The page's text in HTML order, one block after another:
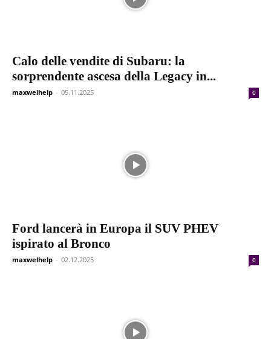
Calo delle vendite di Subaru: la
sorprendente ascesa della Legacy in...
maxwelhelp - 05.11.2025 0
Ford lancerà in Europa il SUV PHEV
ispirato al Bronco
maxwelhelp - 02.12.2025 0